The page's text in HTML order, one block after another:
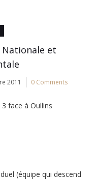
Nationale et
2011 0 Comments
face à Oullins
(équipe qui descend